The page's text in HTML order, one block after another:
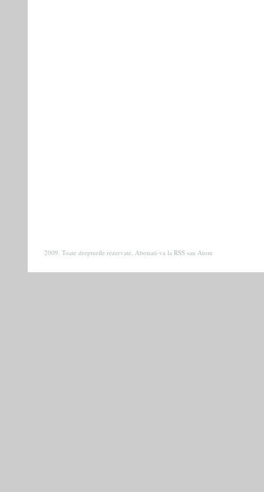
2009. Toate drepturile rezervate. Abonati-va la RSS sau Atom